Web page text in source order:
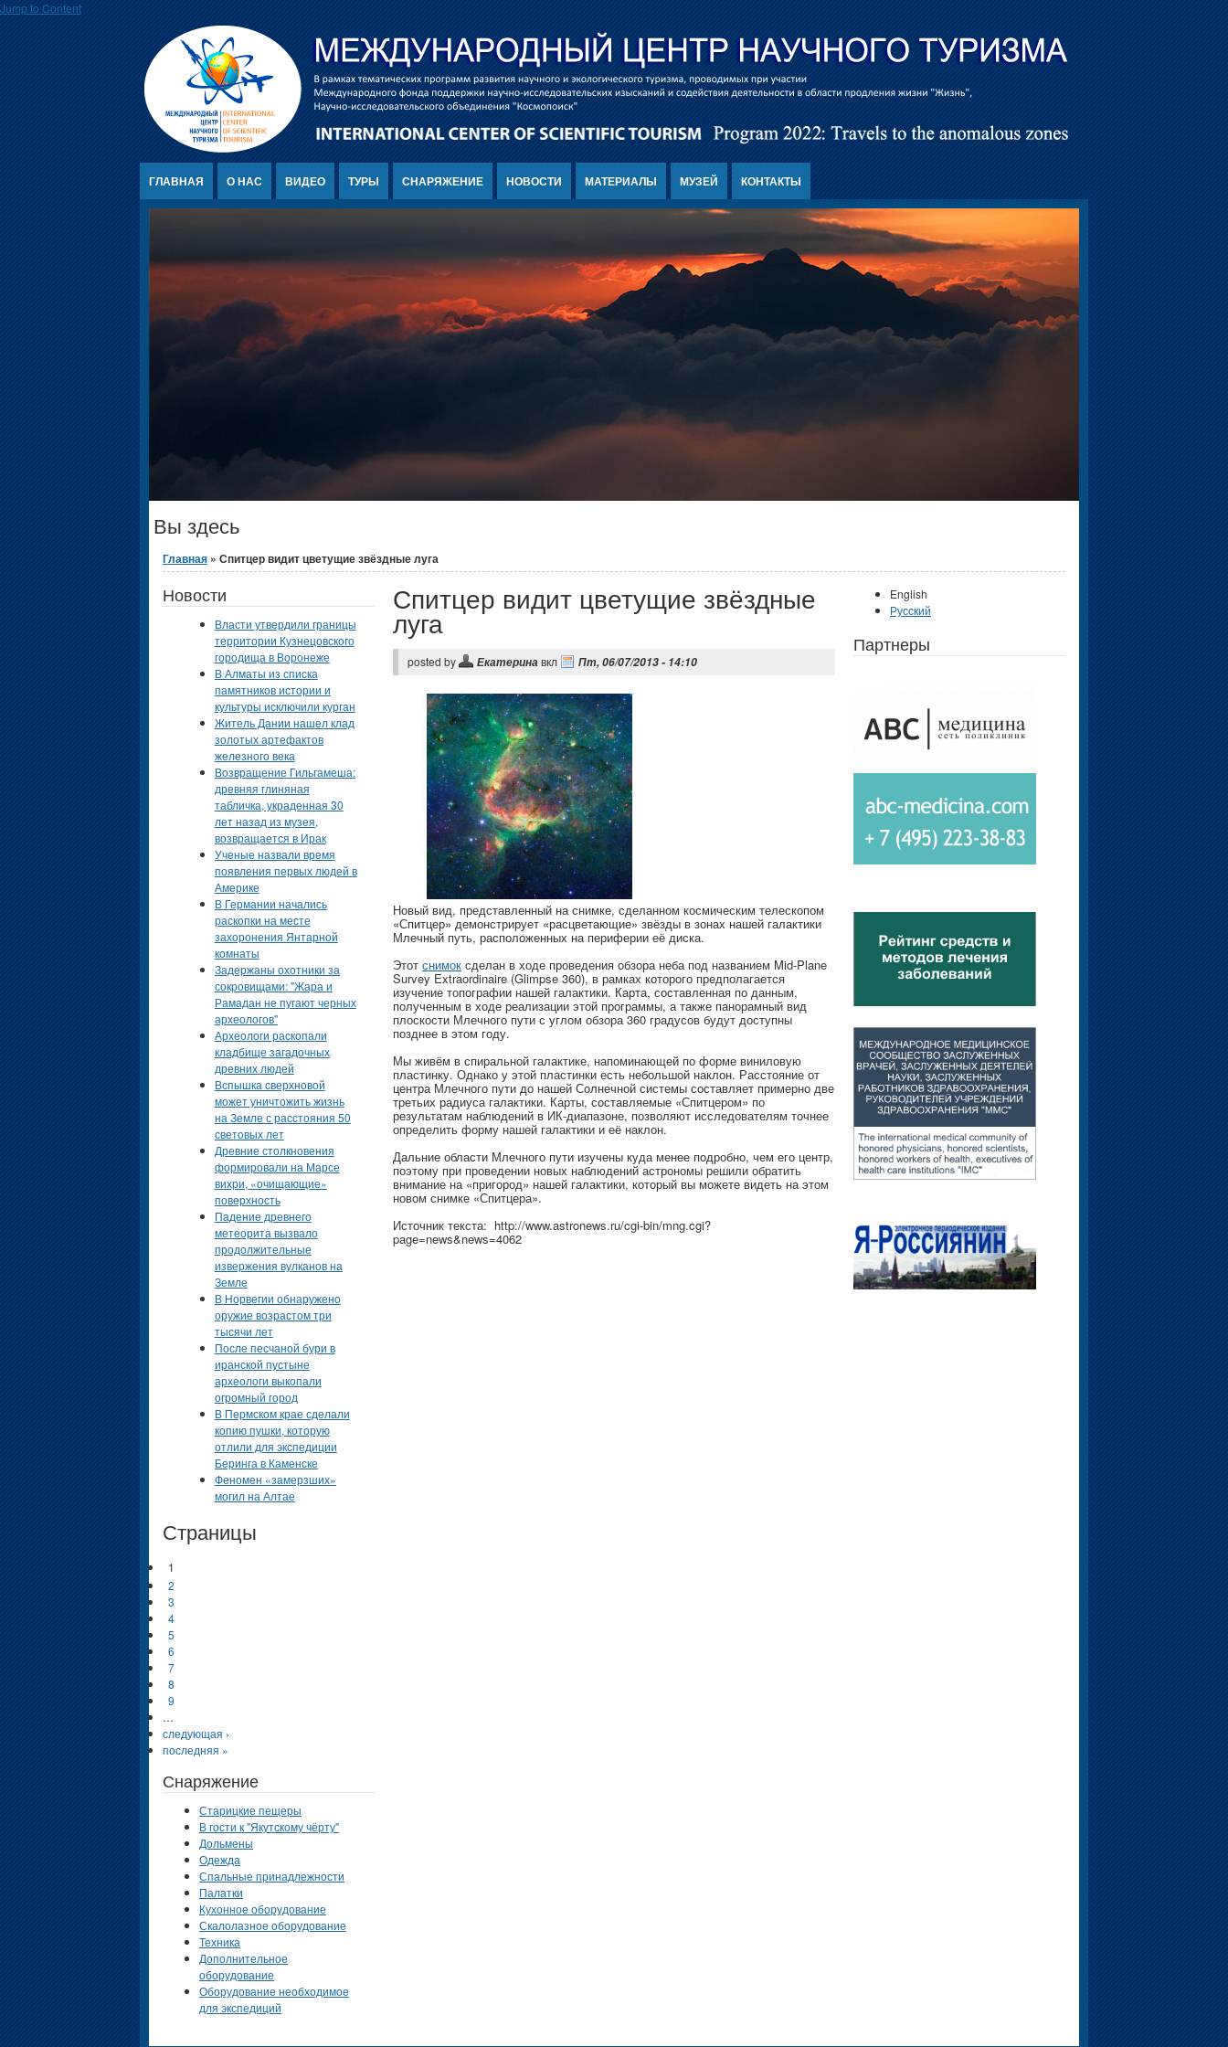
Jump to Content
ГЛАВНАЯ О НАС ВИДЕО ТУРЫ СНАРЯЖЕНИЕ НОВОСТИ МАТЕРИАЛЫ МУЗЕЙ КОНТАКТЫ
Вы здесь
Главная » Спитцер видит цветущие звёздные луга
Спитцер видит цветущие звёздные
луга
posted by Екатеринавкл Пт, 06/07/2013 - 14:10
Новый вид, представленный на снимке, сделанном космическим телескопом
«Спитцер» демонстрирует «расцветающие» звёзды в зонах нашей галактики
Млечный путь, расположенных на периферии её диска.
Этот снимок сделан в ходе проведения обзора неба под названием Mid-Plane
Survey Extraordinaire (Glimpse 360), в рамках которого предполагается
изучение топографии нашей галактики. Карта, составленная по данным,
полученным в ходе реализации этой программы, а также панорамный вид
плоскости Млечного пути с углом обзора 360 градусов будут доступны
позднее в этом году.
Мы живём в спиральной галактике, напоминающей по форме виниловую
пластинку. Однако у этой пластинки есть небольшой наклон. Расстояние от
центра Млечного пути до нашей Солнечной системы составляет примерно две
третьих радиуса галактики. Карты, составляемые «Спитцером» по
результатам наблюдений в ИК-диапазоне, позволяют исследователям точнее
определить форму нашей галактики и её наклон.
Дальние области Млечного пути изучены куда менее подробно, чем его центр,
поэтому при проведении новых наблюдений астрономы решили обратить
внимание на «пригород» нашей галактики, который вы можете видеть на этом
новом снимке «Спитцера».
Источник текста: http://www.astronews.ru/cgi-bin/mng.cgi?
page=news&news=4062
Новости
Власти утвердили границы
территории Кузнецовского
городища в Воронеже
В Алматы из списка
памятников истории и
культуры исключили курган
Житель Дании нашел клад
золотых артефактов
железного века
Возвращение Гильгамеша:
древняя глиняная
табличка, украденная 30
лет назад из музея,
возвращается в Ирак
Ученые назвали время
появления первых людей в
Америке
В Германии начались
раскопки на месте
захоронения Янтарной
комнаты
Задержаны охотники за
сокровищами: "Жара и
Рамадан не пугают черных
археологов"
Археологи раскопали
кладбище загадочных
древних людей
Вспышка сверхновой
может уничтожить жизнь
на Земле с расстояния 50
световых лет
Древние столкновения
формировали на Марсе
вихри, «очищающие»
поверхность
Падение древнего
метеорита вызвало
продолжительные
извержения вулканов на
Земле
В Норвегии обнаружено
оружие возрастом три
тысячи лет
После песчаной бури в
иранской пустыне
археологи выкопали
огромный город
В Пермском крае сделали
копию пушки, которую
отлили для экспедиции
Беринга в Каменске
Феномен «замерзших»
могил на Алтае
Страницы
1
2
3
4
5
6
7
8
9
…
следующая ›
последняя »
Снаряжение
Старицкие пещеры
В гости к "Якутскому чёрту"
Дольмены
Одежда
Спальные принадлежности
Палатки
Кухонное оборудование
Скалолазное оборудование
Техника
Дополнительное
оборудование
Оборудование необходимое
для экспедиций
English
Русский
Партнеры